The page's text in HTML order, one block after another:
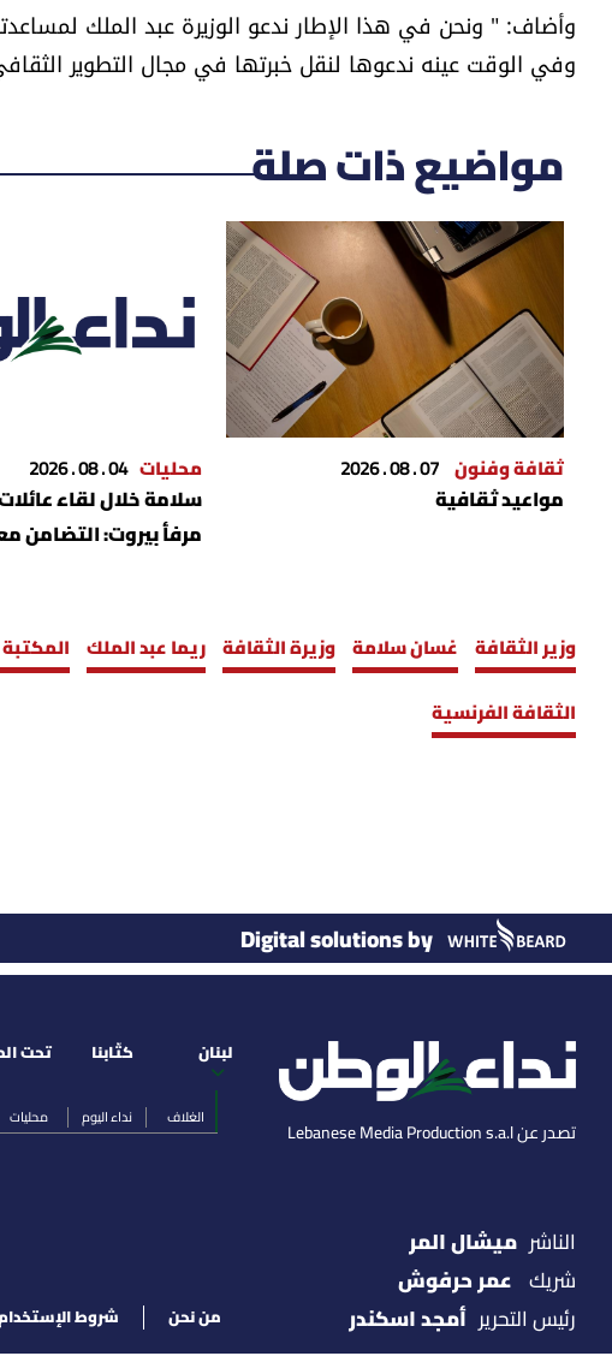
وأضاف: " ونحن في هذا الإطار ندعو الوزيرة عبد الملك
وفي الوقت عينه ندعوها لنقل خبرتها في مجال التطوير
مواضيع ذات صلة
ثقافة وفنون 07 . 08 . 2026
مواعيد ثقافية
محليات 04 . 08 . 2026
سلامة خلال لقاء
مرفأ بيروت: التضامن
وزير الثقافة غسان سلامة وزيرة الثقافة ريما عبد الملك
الثقافة الفرنسية
Digital solutions by
تصدر عن Lebanese Media Production s.a.l
لبنان
الغلاف نداء اليوم محليات
كتّابنا تحت
الناشر ميشال المر
شريك عمر حرفوش
رئيس التحرير أمجد اسكندر من نحن شروط